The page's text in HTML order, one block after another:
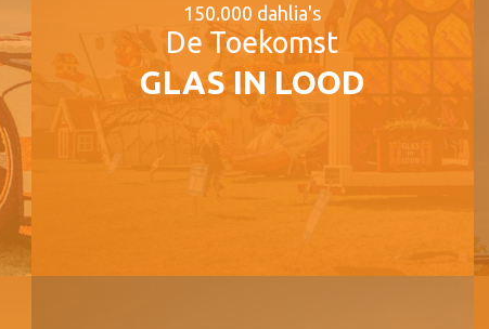
150.000 dahlia's
De Toekomst
GLAS IN LOOD